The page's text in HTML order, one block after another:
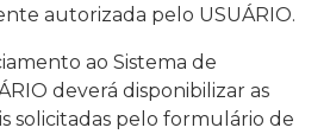
autorizada pelo USUÁRIO.
ao Sistema de
deverá disponibilizar as
solicitadas pelo formulário de